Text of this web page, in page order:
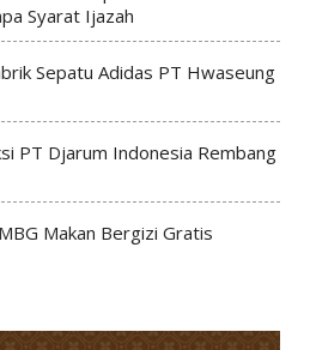
Syarat Ijazah
Sepatu Adidas PT Hwaseung
PT Djarum Indonesia Rembang
Makan Bergizi Gratis